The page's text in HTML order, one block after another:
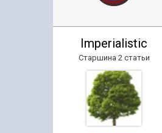
Imperialistic
Старшина 2 статьи